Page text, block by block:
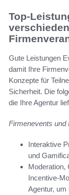
Top-
Gute Leistungen
damit Ihre
Konzepte für
Sicherheit. Die
die Ihre Agentur
Firmenevents und
Interaktive
und
Moderation,
Incentive-
Agentur,